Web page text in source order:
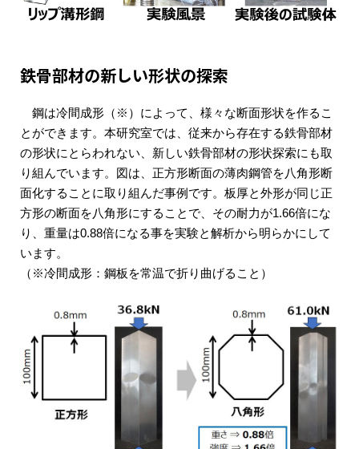
鉄骨部材の新しい形状の探索
鋼は冷間成形（※）によって、様々な断面形状を作るこ
とができます。本研究室では、従来から存在する鉄骨部材
の形状にとらわれない、新しい鉄骨部材の形状探索にも取
り組んでいます。図は、正方形断面の薄肉鋼管を八角形断
面化することに取り組んだ事例です。板厚と外形が同じ正
方形の断面を八角形にすることで、その耐力が1.66倍にな
り、重量は0.88倍になる事を実験と解析から明らかにして
います。
（※冷間成形：鋼板を常温で折り曲げること）